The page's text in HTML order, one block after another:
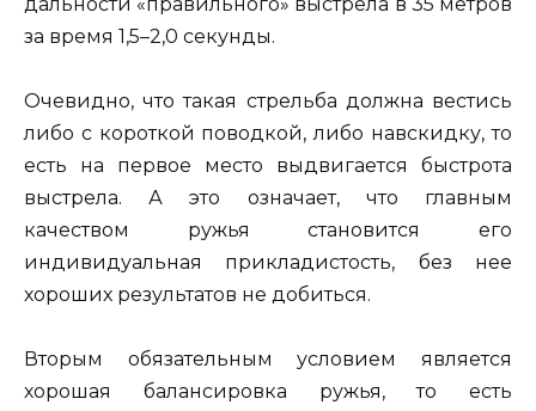
за время 1,5–2,0 секунды.
Очевидно, что такая стрельба должна вестись
либо с короткой поводкой, либо навскидку, то
есть на первое место выдвигается быстрота
выстрела. А это означает, что главным
качеством ружья становится его
индивидуальная прикладистость, без нее
хороших результатов не добиться.
Вторым обязательным условием является
хорошая балансировка ружья, то есть